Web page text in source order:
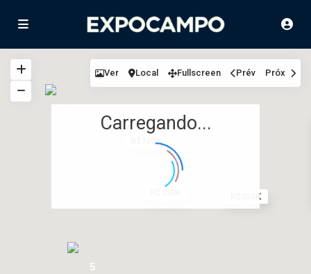
R$100K
R$350K
5
Carregando...
Ver Local Fullscreen Prév Próx